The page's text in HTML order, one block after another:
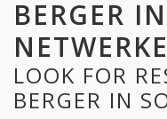
BERGER
LOOK FOR
BERGER IN